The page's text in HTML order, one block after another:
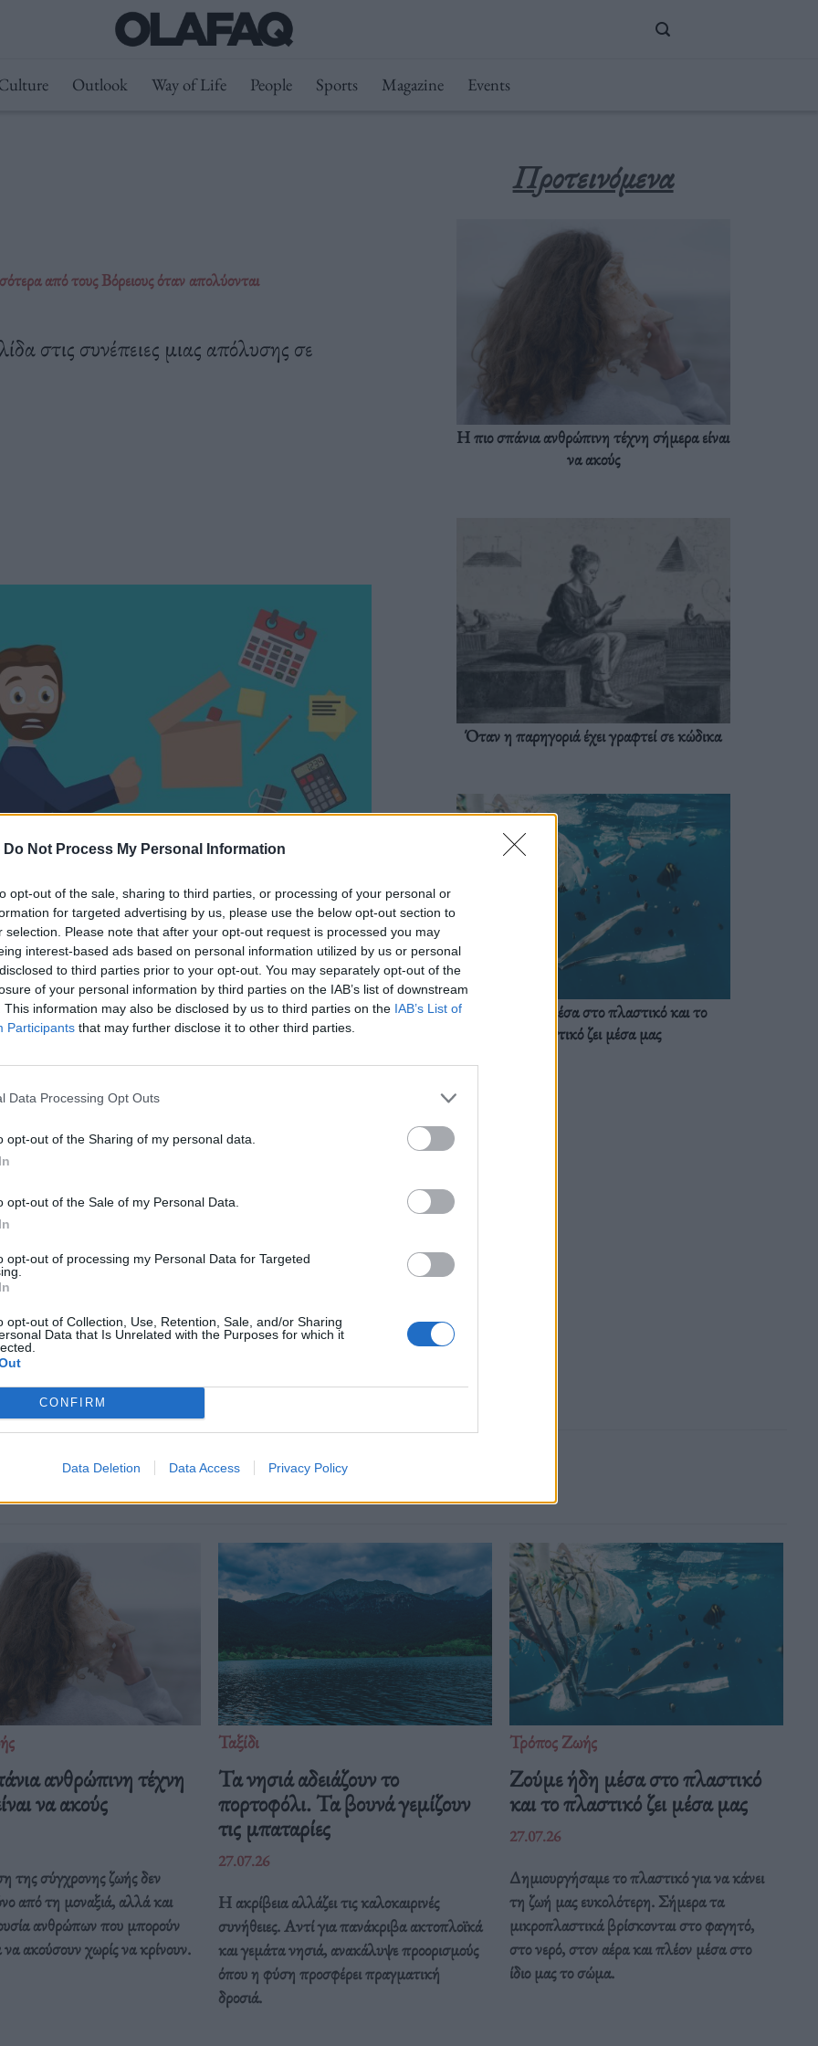
Do Not Process My Personal Information
opt-out of the sale, sharing to third parties, or processing of your personal or
for targeted advertising by us, please use the below opt-out section to
selection. Please note that after your opt-out request is processed you may
interest-based ads based on personal information utilized by us or personal
to third parties prior to your opt-out. You may separately opt-out of the
of your personal information by third parties on the IAB’s list of downstream
This information may also be disclosed by us to third parties on the IAB’s List of
Participants that may further disclose it to other third parties.
Data Processing Opt Outs
opt-out of the Sharing of my personal data.
opt-out of the Sale of my Personal Data.
opt-out of processing my Personal Data for Targeted
opt-out of Collection, Use, Retention, Sale, and/or Sharing
Data that Is Unrelated with the Purposes for which it
CONFIRM
Data Deletion Data Access Privacy Policy
Outlook Way of Life People Sports Magazine Events
από τους Βόρειους όταν απολύονται
στις συνέπειες μιας απόλυσης σε
στις συνέπειες μιας απόλυσης σε
Ευρώπη,Δουλεία,Εισοδήματα,Εργαζόμενοι,εργασία,Ευρώπη
Προτεινόμενα
Η πιο σπάνια ανθρώπινη τέχνη σήμερα είναι
να ακούς
Όταν η παρηγοριά έχει γραφτεί σε κώδικα
Ζούμε ήδη μέσα στο πλαστικό και το
πλαστικό ζει μέσα μας
Δείτε επίσης
ανθρώπινη τέχνη
να ακούς
της σύγχρονης ζωής δεν
από τη μοναξιά, αλλά και
ανθρώπων που μπορούν
ακούσουν χωρίς να κρίνουν.
Ταξίδι
Τα νησιά αδειάζουν το
πορτοφόλι. Τα βουνά γεμίζουν
τις μπαταρίες
27.07.26
Η ακρίβεια αλλάζει τις καλοκαιρινές
συνήθειες. Αντί για πανάκριβα ακτοπλοϊκά
και γεμάτα νησιά, ανακάλυψε προορισμούς
όπου η φύση προσφέρει πραγματική
δροσιά.
Τρόπος Ζωής
Ζούμε ήδη μέσα στο πλαστικό
και το πλαστικό ζει μέσα μας
27.07.26
Δημιουργήσαμε το πλαστικό για να κάνει
τη ζωή μας ευκολότερη. Σήμερα τα
μικροπλαστικά βρίσκονται στο φαγητό,
στο νερό, στον αέρα και πλέον μέσα στο
ίδιο μας το σώμα.